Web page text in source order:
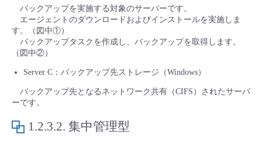
バックアップを実施する対象のサーバーです。
エージェントのダウンロードおよびインストールを実施しま
す。（図中①）
バックアップタスクを作成し、バックアップを取得します。
（図中②）
Server C：バックアップ先ストレージ（Windows）
バックアップ先となるネットワーク共有（CIFS）されたサーバ
ーです。
1.2.3.2. 集中管理型